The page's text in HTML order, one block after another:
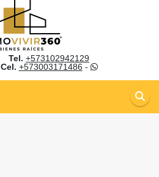
Tel. +573102942129
Cel. +573003171486 -